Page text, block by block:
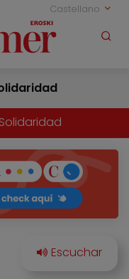
Castellano
Solidaridad